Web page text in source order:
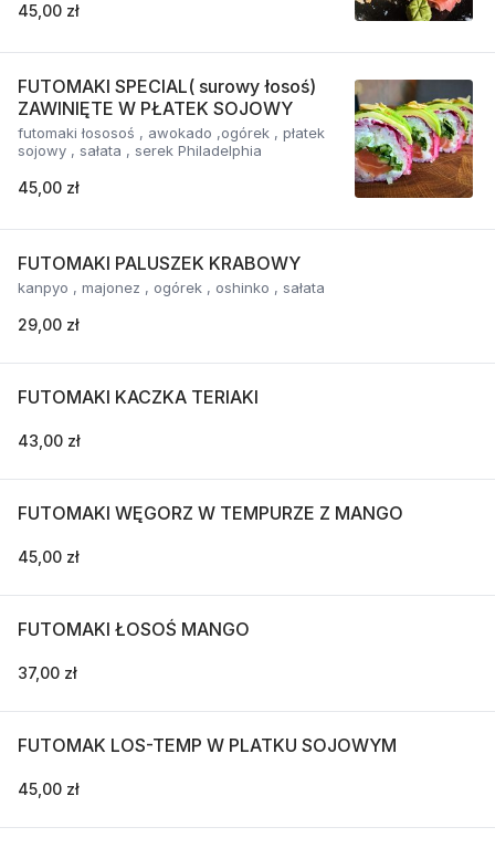
45,00 zł
FUTOMAKI SPECIAL( surowy łosoś)
ZAWINIĘTE W PŁATEK SOJOWY
futomaki łososoś , awokado ,ogórek , płatek
sojowy , sałata , serek Philadelphia
45,00 zł
FUTOMAKI PALUSZEK KRABOWY
kanpyo , majonez , ogórek , oshinko , sałata
29,00 zł
FUTOMAKI KACZKA TERIAKI
43,00 zł
FUTOMAKI WĘGORZ W TEMPURZE Z MANGO
45,00 zł
FUTOMAKI ŁOSOŚ MANGO
37,00 zł
FUTOMAK LOS-TEMP W PLATKU SOJOWYM
45,00 zł